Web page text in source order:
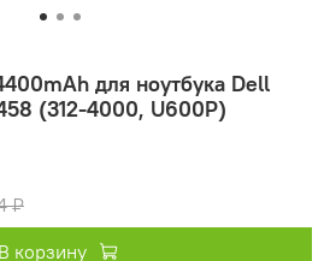
для ноутбука Dell
(312-4000, U600P)
₽
В корзину